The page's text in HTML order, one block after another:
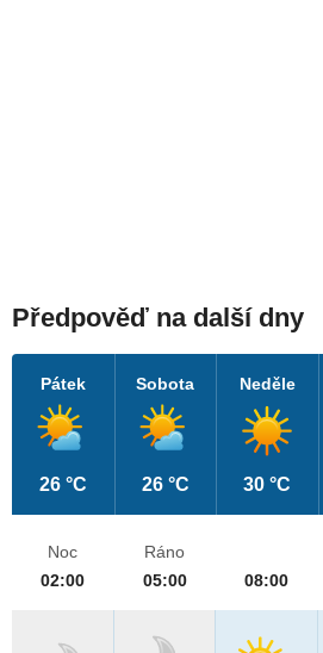
Předpověď na další dny
Pátek
26 °C
Sobota
26 °C
Neděle
30 °C
Noc
02:00
Ráno
05:00
08:00